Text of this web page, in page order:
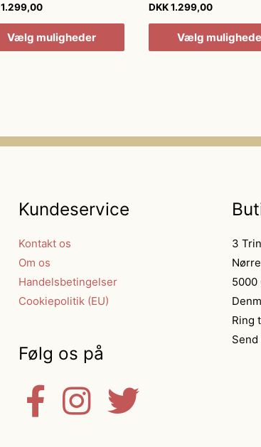
1.299,00
Vælg muligheder
DKK1.299,00
Vælg
Kundeservice
Kontakt os
Om os
Handelsbetingelser
Cookiepolitik (EU)
Følg os på
3
5000
Ring